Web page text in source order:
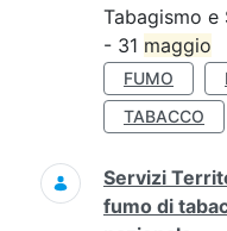
Tabagismo e
- 31 maggio
FUMO
TABACCO
Servizi
fumo di